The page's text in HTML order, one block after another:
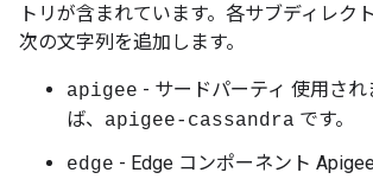
トリが含まれています。各サブディレク
次の文字列を追加します。
apigee - サードパーティ 使用され
ば、 apigee-cassandra です。
edge - Edge コンポーネント